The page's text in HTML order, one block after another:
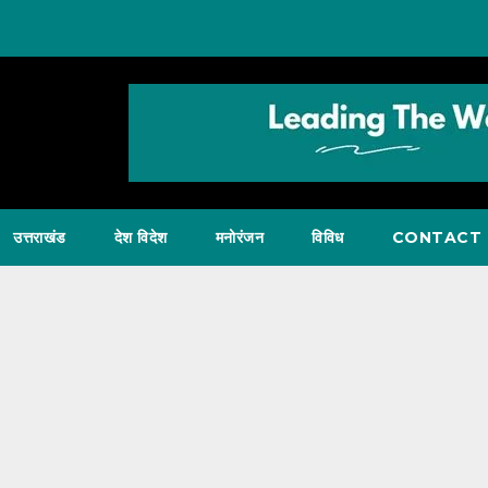
उत्तराखंड देश विदेश मनोरंजन विविध CONTACT